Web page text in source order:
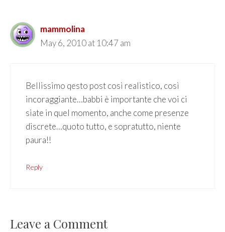
mammolina
May 6, 2010 at 10:47 am
Bellissimo qesto post così realistico, così
incoraggiante…babbi è importante che voi ci
siate in quel momento, anche come presenze
discrete…quoto tutto, e sopratutto, niente
paura!!
Reply
Leave a Comment